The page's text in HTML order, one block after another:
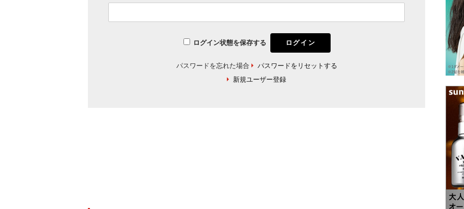
ログイン状態を保存する
パスワードを忘れた場合
パスワードをリセットする
新規ユーザー登録